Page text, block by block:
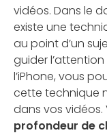
vidéos. Dans le
existe une
au point d’un
guider
l’iPhone, vous
cette technique
dans vos
profondeur de